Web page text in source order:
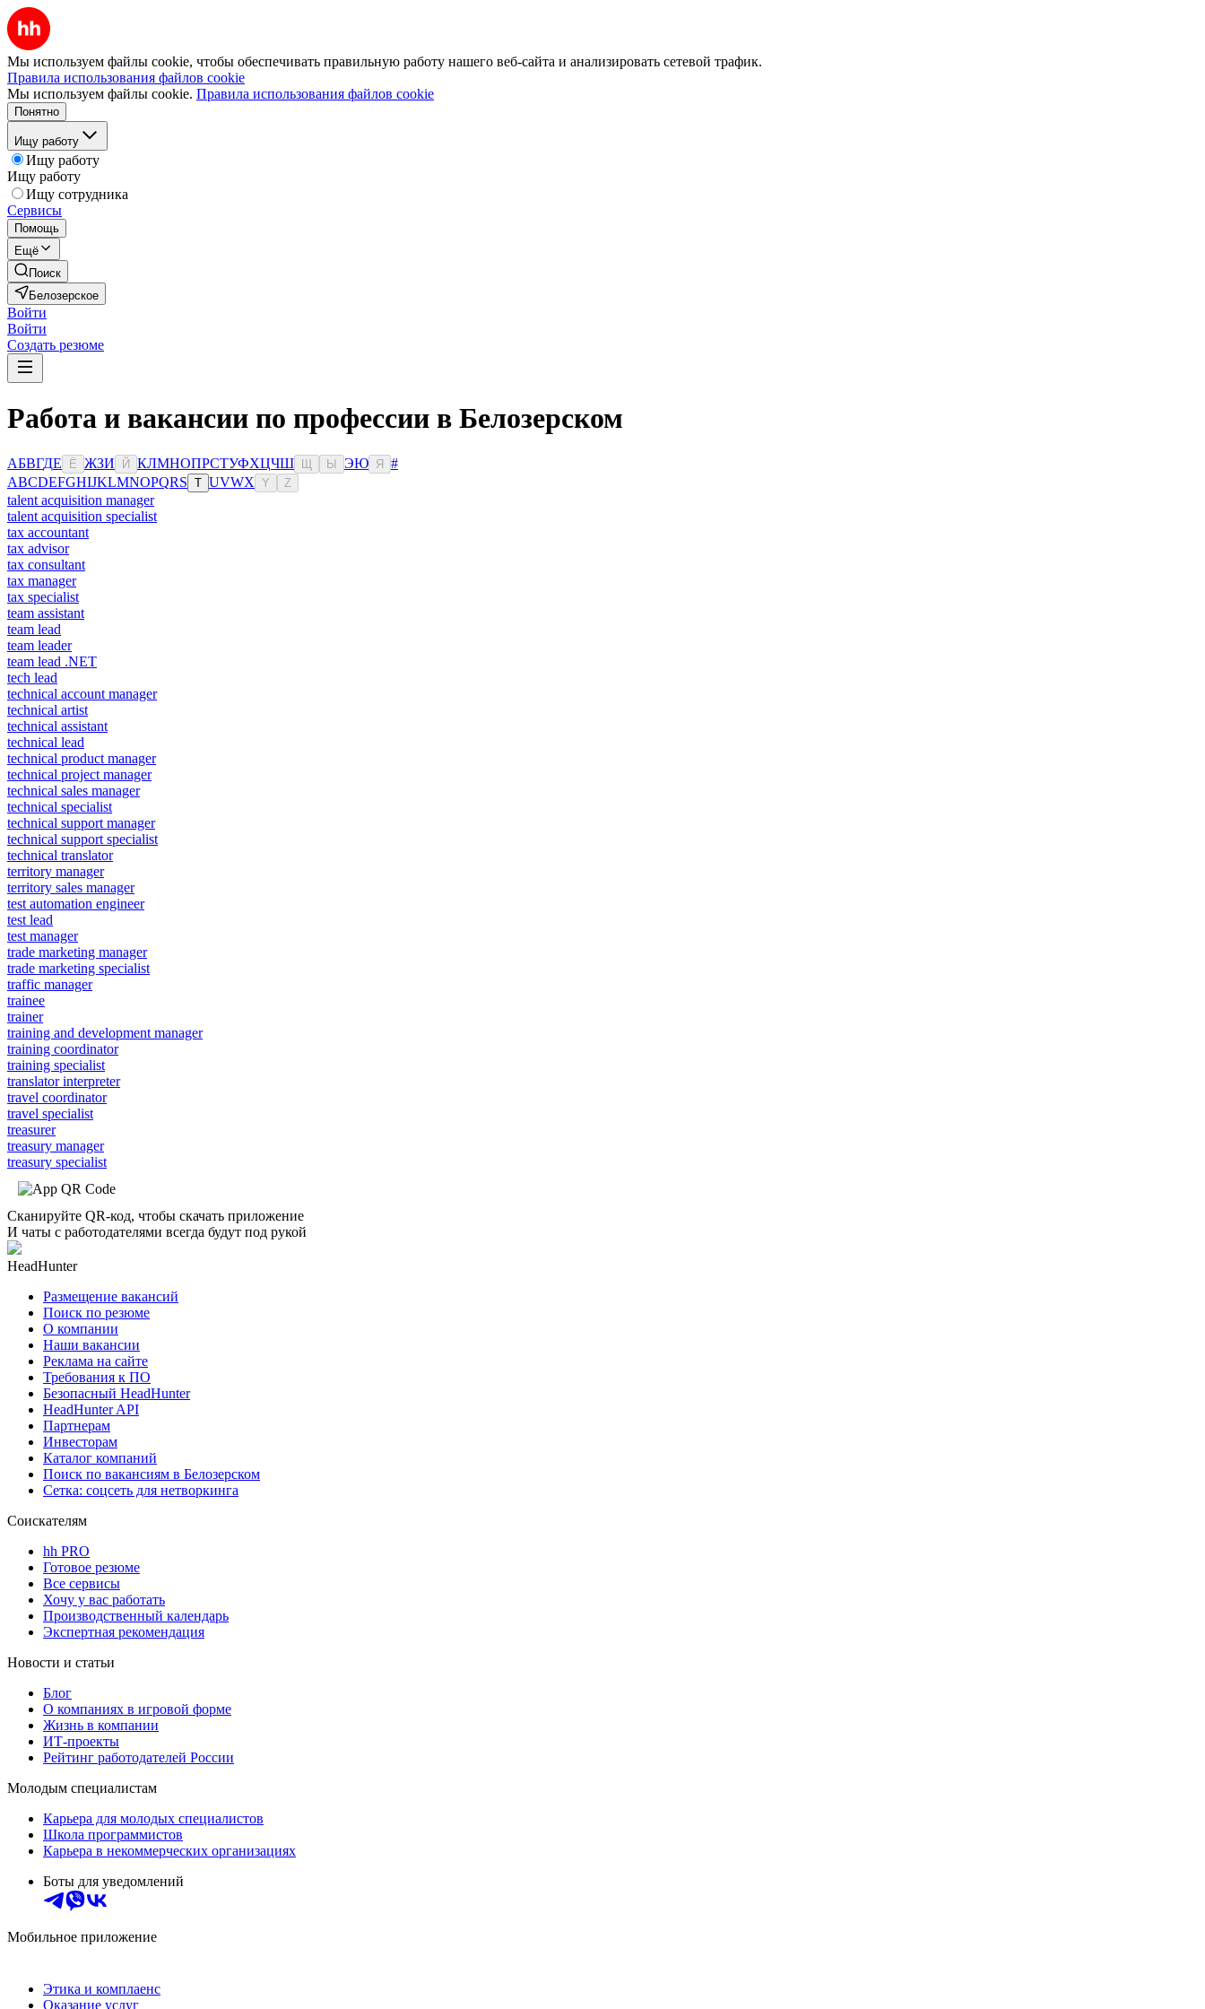
Мы используем файлы cookie, чтобы обеспечивать правильную работу нашего веб-сайта и анализировать сетевой трафик.
Правила использования файлов cookie
Мы используем файлы cookie. Правила использования файлов cookie
Понятно
Ищу работу
Ищу работу
Ищу работу
Ищу сотрудника
Сервисы
Помощь
Ещё
Поиск
Белозерское
Войти
Войти
Создать резюме
Работа и вакансии по профессии в Белозерском
АБВГДЕ Ё ЖЗИ Й КЛМНОПРСТУФХЦЧШ Ы ЭЮ Я
#
ABCDEFGHIJKLMNOPQRS T UVWX Y Z
talent acquisition manager
talent acquisition specialist
tax accountant
tax advisor
tax consultant
tax manager
tax specialist
team assistant
team lead
team leader
team lead .NET
tech lead
technical account manager
technical artist
technical assistant
technical lead
technical product manager
technical project manager
technical sales manager
technical specialist
technical support manager
technical support specialist
technical translator
territory manager
territory sales manager
test automation engineer
test lead
test manager
trade marketing manager
trade marketing specialist
traffic manager
trainee
trainer
training and development manager
training coordinator
training specialist
translator interpreter
travel coordinator
travel specialist
treasurer
treasury manager
treasury specialist
Сканируйте QR-код, чтобы скачать приложение
И чаты с работодателями всегда будут под рукой
HeadHunter
Размещение вакансий
Поиск по резюме
О компании
Наши вакансии
Реклама на сайте
Требования к ПО
Безопасный HeadHunter
HeadHunter API
Партнерам
Инвесторам
Каталог компаний
Поиск по вакансиям в Белозерском
Сетка: соцсеть для нетворкинга
Соискателям
hh PRO
Готовое резюме
Все сервисы
Хочу у вас работать
Производственный календарь
Экспертная рекомендация
Новости и статьи
Блог
О компаниях в игровой форме
Жизнь в компании
ИТ-проекты
Рейтинг работодателей России
Молодым специалистам
Карьера для молодых специалистов
Школа программистов
Карьера в некоммерческих организациях
Боты для уведомлений
Мобильное приложение
Этика и комплаенс
Оказание услуг